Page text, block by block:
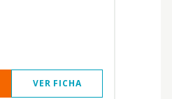
VER FICHA